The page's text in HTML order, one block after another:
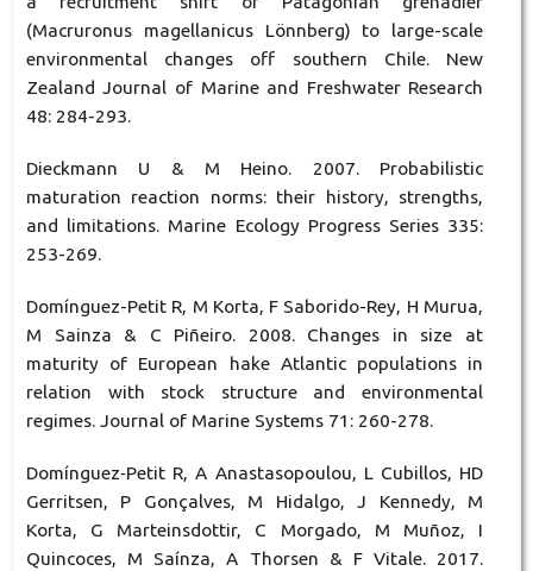
(Macruronus magellanicus Lönnberg) to large-scale
environmental changes off southern Chile. New
Zealand Journal of Marine and Freshwater Research
48: 284-293.
Dieckmann U & M Heino. 2007. Probabilistic
maturation reaction norms: their history, strengths,
and limitations. Marine Ecology Progress Series 335:
253-269.
Domínguez-Petit R, M Korta, F Saborido-Rey, H Murua,
M Sainza & C Piñeiro. 2008. Changes in size at
maturity of European hake Atlantic populations in
relation with stock structure and environmental
regimes. Journal of Marine Systems 71: 260-278.
Domínguez‐Petit R, A Anastasopoulou, L Cubillos, HD
Gerritsen, P Gonçalves, M Hidalgo, J Kennedy, M
Korta, G Marteinsdottir, C Morgado, M Muñoz, I
Quincoces, M Saínza, A Thorsen & F Vitale. 2017.